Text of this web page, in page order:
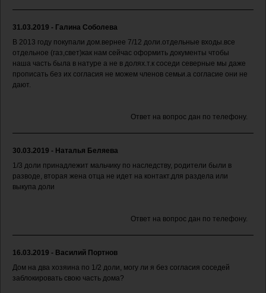
31.03.2019 - Галина Соболева
В 2013 году покупали дом.вернее 7/12 доли.отдельные входы.все
отдельное (газ,свет)как нам сейчас оформить документы чтобы
наша часть была в натуре а не в долях.т.к соседи северные мы даже
прописать без их согласия не можем членов семьи.а согласие они не
дают.
Ответ на вопрос дан по телефону.
30.03.2019 - Наталья Беляева
1/3 доли принадлежит мальчику по наследству, родители были в
разводе, вторая жена отца не идет на контакт.для раздела или
выкупа доли
Ответ на вопрос дан по телефону.
16.03.2019 - Василий Портнов
Дом на два хозяина по 1/2 доли, могу ли я без согласия соседей
заблокировать свою часть дома?